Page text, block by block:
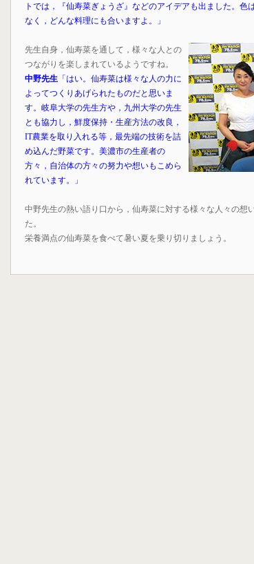
トでは，『仙寿菜ぎょうざ』などのアイデアも出ました。色
なく，どんな料理にも合いますよ。」
先生自身，仙寿菜を通して，様々な人との
つながりを楽しまれているようですね。
中野先生 「はい。仙寿菜は様々な人の力に
よってつくりあげられたものだと思いま
す。岐阜大学の先生方や，九州大学の先生
とも協力し，鮮度保持・生産方法の改良，
IT農業を取り入れる等，最先端の技術を詰
め込んだ野菜です。美濃市の生産者の
方々，自治体の方々の努力や想いもこめら
れています。」
中野先生の熱い語り口から，仙寿菜に対する様々な人々の想
た。
栄養満点の仙寿菜を食べて暑い夏を乗り切りましょう。